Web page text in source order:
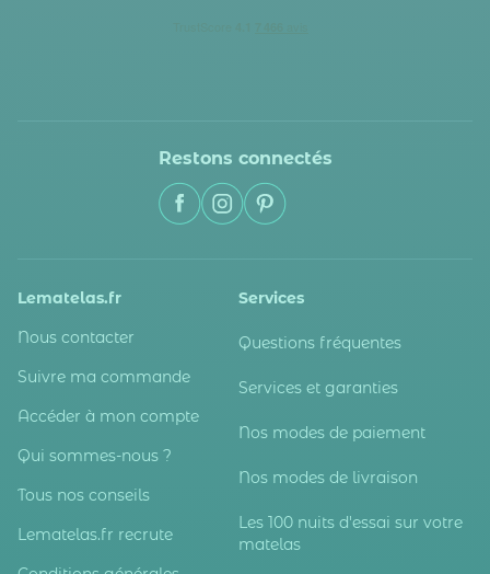
Restons connectés
Lematelas.fr
Nous contacter
Suivre ma commande
Accéder à mon compte
Qui sommes-nous ?
Tous nos conseils
Lematelas.fr recrute
Services
Questions fréquentes
Services et garanties
Nos modes de paiement
Nos modes de livraison
Les 100 nuits d'essai sur votre
matelas